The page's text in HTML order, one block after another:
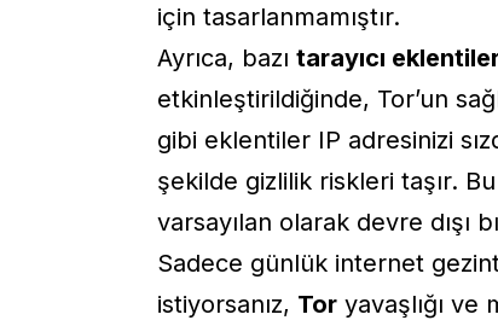
için tasarlanmamıştır.
Ayrıca, bazı tarayıcı
etkinleştirildiğinde, Tor’un
gibi eklentiler IP adresinizi
şekilde gizlilik riskleri taşır.
varsayılan olarak devre dışı
Sadece günlük internet
istiyorsanız, Tor yavaşlığı